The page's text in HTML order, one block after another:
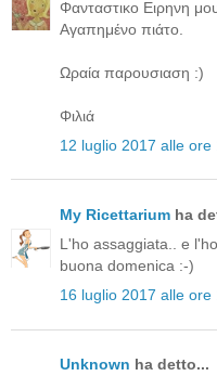
Φανταστικο Ειρηνη
Αγαπημένο πιάτο.
Ωραία παρουσιαση :)
Φιλιά
12 luglio 2017 alle ore
My Ricettarium ha
L'ho assaggiata.. e
buona domenica :-)
16 luglio 2017 alle ore
Unknown ha detto...